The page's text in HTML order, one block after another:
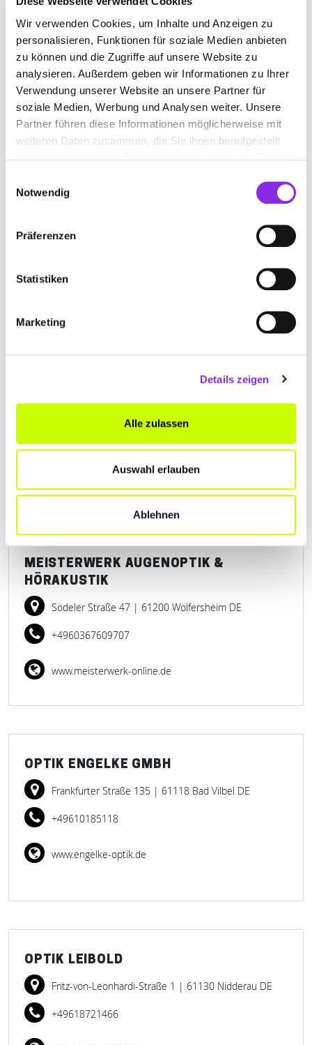
Wir verwenden Cookies, um Inhalte und Anzeigen zu
personalisieren, Funktionen für soziale Medien anbieten
zu können und die Zugriffe auf unsere Website zu
analysieren. Außerdem geben wir Informationen zu Ihrer
Verwendung unserer Website an unsere Partner für
soziale Medien, Werbung und Analysen weiter. Unsere
Partner führen diese Informationen möglicherweise mit
weiteren Daten zusammen, die Sie ihnen bereitgestellt
Notwendig
Präferenzen
Statistiken
Marketing
Details zeigen
Alle zulassen
Auswahl erlauben
Ablehnen
Vogelsbergstraße 37| 63674 Altenstadt DE
+4960472792
brillen-belz-gmbh.weblocator.de
Beethovenallee 1
+4961014992188
MEISTERWERK AUGENOPTIK &
HÖRAKUSTIK
Södeler Straße 47 | 61200 Wölfersheim DE
+4960367609707
www.meisterwerk-online.de
OPTIK ENGELKE GMBH
Frankfurter Straße 135 | 61118 Bad Vilbel DE
+49610185118
www.engelke-optik.de
OPTIK LEIBOLD
Fritz-von-Leonhardi-Straße 1 | 61130 Nidderau DE
+49618721466